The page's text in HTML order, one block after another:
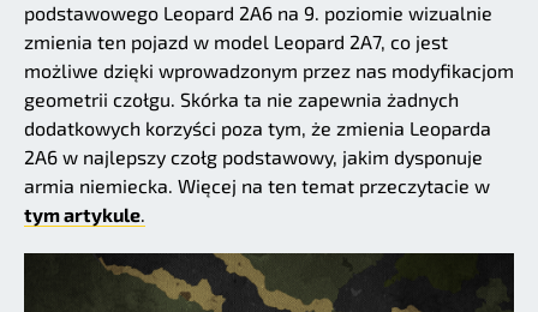
podstawowego Leopard 2A6 na 9. poziomie wizualnie
zmienia ten pojazd w model Leopard 2A7, co jest
możliwe dzięki wprowadzonym przez nas modyfikacjom
geometrii czołgu. Skórka ta nie zapewnia żadnych
dodatkowych korzyści poza tym, że zmienia Leoparda
2A6 w najlepszy czołg podstawowy, jakim dysponuje
armia niemiecka. Więcej na ten temat przeczytacie w
tym artykule.